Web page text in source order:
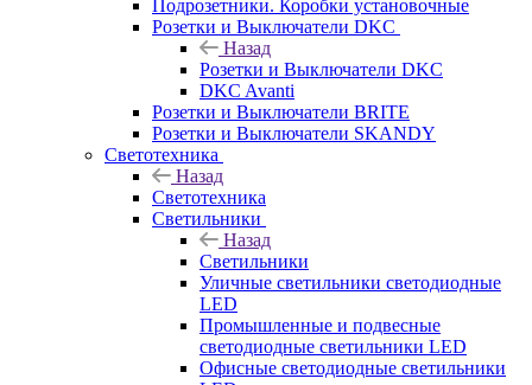
Подрозетники. Коробки установочные
Розетки и Выключатели DKC
Назад
Розетки и Выключатели DKC
DKC Avanti
Розетки и Выключатели BRITE
Розетки и Выключатели SKANDY
Светотехника
Назад
Светотехника
Светильники
Назад
Светильники
Уличные светильники светодиодные
LED
Промышленные и подвесные
светодиодные светильники LED
Офисные светодиодные светильники